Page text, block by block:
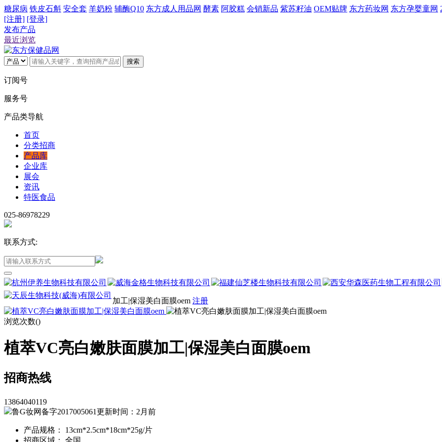
糖尿病 铁皮石斛 安全套 羊奶粉 辅酶Q10 东方成人用品网 酵素 阿胶糕 会销新品 紫苏籽油 OEM贴牌 东方药妆网 东方孕婴童网
[注册] [登录]
发布产品
最近浏览
搜索
订阅号
服务号
产品类导航
首页
分类招商
产品库
企业库
展会
资讯
特医食品
025-86978229
联系方式:
加工|保湿美白面膜oem 注册
浏览次数()
植萃VC亮白嫩肤面膜加工|保湿美白面膜oem
招商热线
13864040119
鲁G妆网备字2017005061更新时间：2月前
产品规格： 13cm*2.5cm*18cm*25g/片
招商区域： 全国